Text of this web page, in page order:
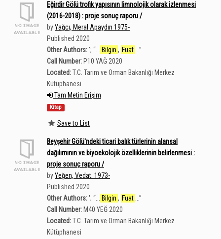
Eğirdir Gölü trofik yapısının limnolojik olarak izlenmesi
(2016-2018) : proje sonuç raporu /
byYağcı, Meral Apaydın 1975-
Published 2020
Other Authors:'; “ Bilgin , Fuat ...”
Call Number: P10 YAĞ 2020
Located:T.C. Tarım ve Orman Bakanlığı Merkez
Kütüphanesi
Tam Metin Erişim
Kitap
Save to List
Beyşehir Gölü'ndeki ticari balık türlerinin alansal
dağılımının ve biyoekolojik özelliklerinin belirlenmesi :
proje sonuç raporu /
byYeğen, Vedat. 1973-
Published 2020
Other Authors:'; “ Bilgin , Fuat ...”
Call Number: M40 YEĞ 2020
Located:T.C. Tarım ve Orman Bakanlığı Merkez
Kütüphanesi